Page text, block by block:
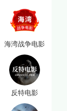
海湾战争电影
反特电影